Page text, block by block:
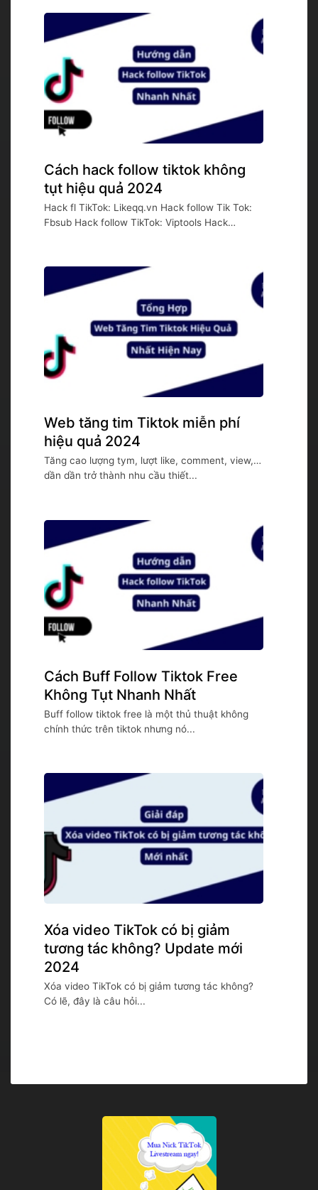
Cách hack follow tiktok không
tụt hiệu quả 2024
Hack fl TikTok: Likeqq.vn Hack follow Tik Tok:
Fbsub Hack follow TikTok: Viptools Hack
Web tăng tim Tiktok miễn phí
hiệu quả 2024
Tăng cao lượng tym, lượt like, comment, view,…
dần dần trở thành nhu cầu thiết...
Cách Buff Follow Tiktok Free
Không Tụt Nhanh Nhất
Buff follow tiktok free là một thủ thuật không
chính thức trên tiktok nhưng nó...
Xóa video TikTok có bị giảm
tương tác không? Update mới
2024
Xóa video TikTok có bị giảm tương tác không?
Có lẽ, đây là câu hỏi...